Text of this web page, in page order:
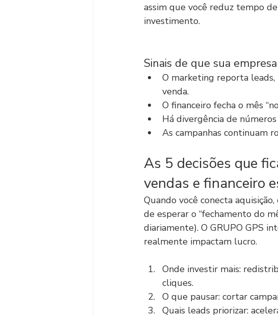
assim que você reduz tempo
investimento.
Sinais de que sua
O marketing reporta leads,
venda.
O financeiro fecha o mês
Há divergência de
As campanhas continuam
As 5 decisões que
vendas e financeiro
Quando você conecta
de esperar o “fechamento do
diariamente). O GRUPO GPS
realmente impactam lucro.
Onde investir mais:
cliques.
O que pausar: cortar
Quais leads priorizar: